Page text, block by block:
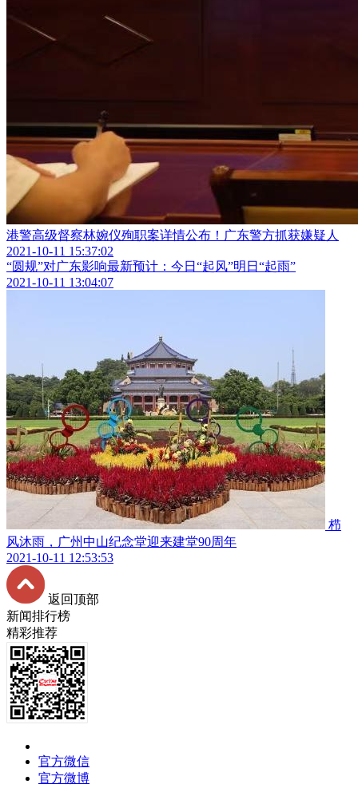
​港警高级督察林婉仪殉职案详情公布！广东警方抓获嫌疑人
2021-10-11 15:37:02
“圆规”对广东影响最新预计：今日“起风”明日“起雨”
2021-10-11 13:04:07
栉
风沐雨，广州中山纪念堂迎来建堂90周年
2021-10-11 12:53:53
返回顶部
新闻排行榜
精彩推荐
官方微信
官方微博